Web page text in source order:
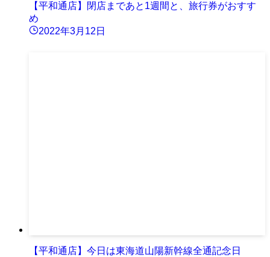
【平和通店】閉店まであと1週間と、旅行券がおすす
め
2022年3月12日
【平和通店】今日は東海道山陽新幹線全通記念日